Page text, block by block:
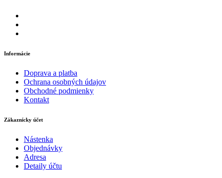
Informácie
Doprava a platba
Ochrana osobných údajov
Obchodné podmienky
Kontakt
Zákaznícky účet
Nástenka
Objednávky
Adresa
Detaily účtu